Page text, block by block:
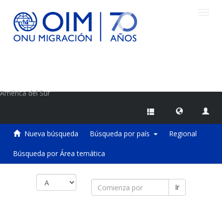
América del Sur
Nueva búsqueda Búsqueda por país Regional
Búsqueda por Área temática
Ir